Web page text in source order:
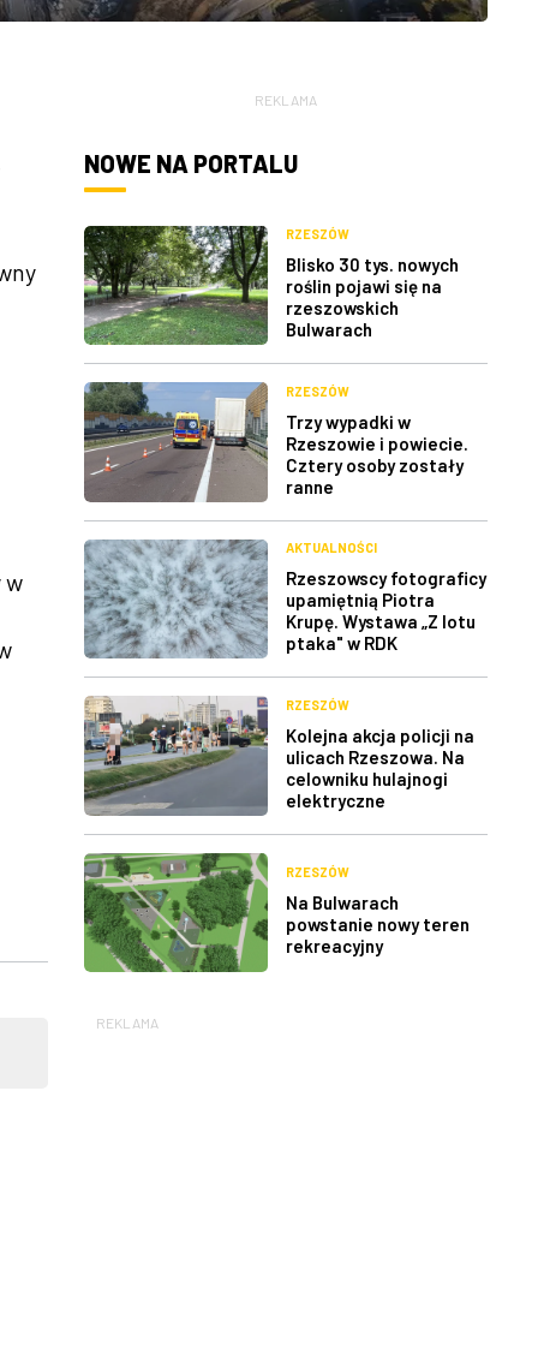
w
REKLAMA
NOWE NA PORTALU
RZESZÓW
Blisko 30 tys. nowych
roślin pojawi się na
rzeszowskich
Bulwarach
RZESZÓW
Trzy wypadki w
Rzeszowie i powiecie.
Cztery osoby zostały
ranne
AKTUALNOŚCI
Rzeszowscy fotograficy
upamiętnią Piotra
Krupę. Wystawa „Z lotu
ptaka" w RDK
RZESZÓW
Kolejna akcja policji na
ulicach Rzeszowa. Na
celowniku hulajnogi
elektryczne
RZESZÓW
Na Bulwarach
powstanie nowy teren
rekreacyjny
REKLAMA